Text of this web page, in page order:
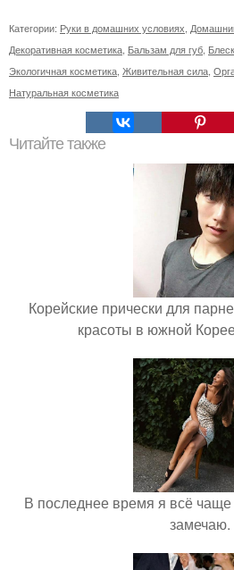
Категории: Руки в домашних условиях
Декоративная косметика Бальзам для губ
Экологичная косметика Живительная сила
Натуральная косметика
Читайте также
Корейские прически для
красоты в южной
В последнее время я всё чаще
замечаю.